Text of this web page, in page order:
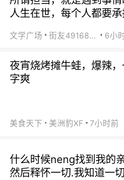
人生在世，每个人都要
文学广场 街友49168527 6小
夜宵烧烤摊牛蛙，爆辣
字爽
美食天下 美洲豹XF 7小时前
什么时候neng找到我的
然后释怀一切.我知道一